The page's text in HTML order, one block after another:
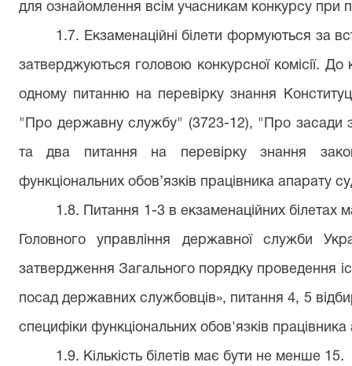
для ознайомлення всім учасникам конкурсу при
1.7. Екзаменаційні білети формуються за
затверджуються головою конкурсної комісії.
одному питанню на перевірку знання
"Про державну службу" (3723-12), "Про засади
та два питання на перевірку знання
функціональних обов’язків працівника апарату
1.8. Питання 1-3 в екзаменаційних білетах
Головного управління державної служби
затвердження Загального порядку проведення
посад державних службовців», питання 4, 5
специфіки функціональних обов'язків працівника
1.9. Кількість білетів має бути не менше 15.